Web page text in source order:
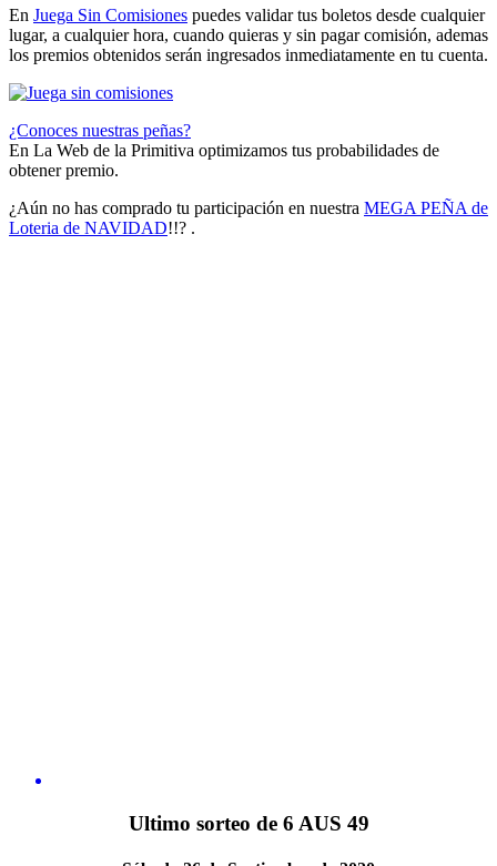
En Juega Sin Comisiones puedes validar tus boletos desde cualquier
lugar, a cualquier hora, cuando quieras y sin pagar comisión, ademas
los premios obtenidos serán ingresados inmediatamente en tu cuenta.
¿Conoces nuestras peñas?
En La Web de la Primitiva optimizamos tus probabilidades de
obtener premio.
¿Aún no has comprado tu participación en nuestra MEGA PEÑA de
Loteria de NAVIDAD!!? .
Ultimo sorteo de 6 AUS 49